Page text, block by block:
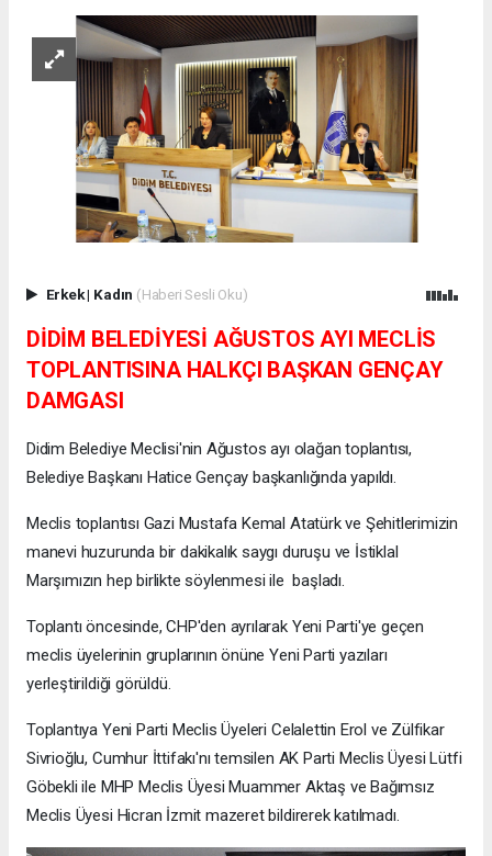
Erkek| Kadın (Haberi Sesli Oku)
DİDİM BELEDİYESİ AĞUSTOS AYI MECLİS
TOPLANTISINA HALKÇI BAŞKAN GENÇAY
DAMGASI
Didim Belediye Meclisi'nin Ağustos ayı olağan toplantısı,
Belediye Başkanı Hatice Gençay başkanlığında yapıldı.
Meclis toplantısı Gazi Mustafa Kemal Atatürk ve Şehitlerimizin
manevi huzurunda bir dakikalık saygı duruşu ve İstiklal
Marşımızın hep birlikte söylenmesi ile başladı.
Toplantı öncesinde, CHP'den ayrılarak Yeni Parti'ye geçen
meclis üyelerinin gruplarının önüne Yeni Parti yazıları
yerleştirildiği görüldü.
Toplantıya Yeni Parti Meclis Üyeleri Celalettin Erol ve Zülfikar
Sivrioğlu, Cumhur İttifakı'nı temsilen AK Parti Meclis Üyesi Lütfi
Göbekli ile MHP Meclis Üyesi Muammer Aktaş ve Bağımsız
Meclis Üyesi Hicran İzmit mazeret bildirerek katılmadı.